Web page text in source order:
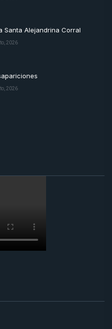
Santa Alejandrina Corral
2026
2026